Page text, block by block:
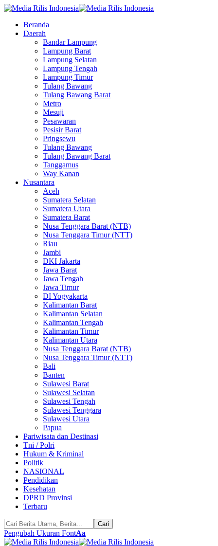
Beranda
Daerah
Bandar Lampung
Lampung Barat
Lampung Selatan
Lampung Tengah
Lampung Timur
Tulang Bawang
Tulang Bawang Barat
Metro
Mesuji
Pesawaran
Pesisir Barat
Pringsewu
Tulang Bawang
Tulang Bawang Barat
Tanggamus
Way Kanan
Nusantara
Aceh
Sumatera Selatan
Sumatera Utara
Sumatera Barat
Nusa Tenggara Barat (NTB)
Nusa Tenggara Timur (NTT)
Riau
Jambi
DKI Jakarta
Jawa Barat
Jawa Tengah
Jawa Timur
DI Yogyakarta
Kalimantan Barat
Kalimantan Selatan
Kalimantan Tengah
Kalimantan Timur
Kalimantan Utara
Nusa Tenggara Barat (NTB)
Nusa Tenggara Timur (NTT)
Bali
Banten
Sulawesi Barat
Sulawesi Selatan
Sulawesi Tengah
Sulawesi Tenggara
Sulawesi Utara
Papua
Pariwisata dan Destinasi
Tni / Polri
Hukum & Kriminal
Politik
NASIONAL
Pendidikan
Kesehatan
DPRD Provinsi
Terbaru
Pengubah Ukuran FontAa